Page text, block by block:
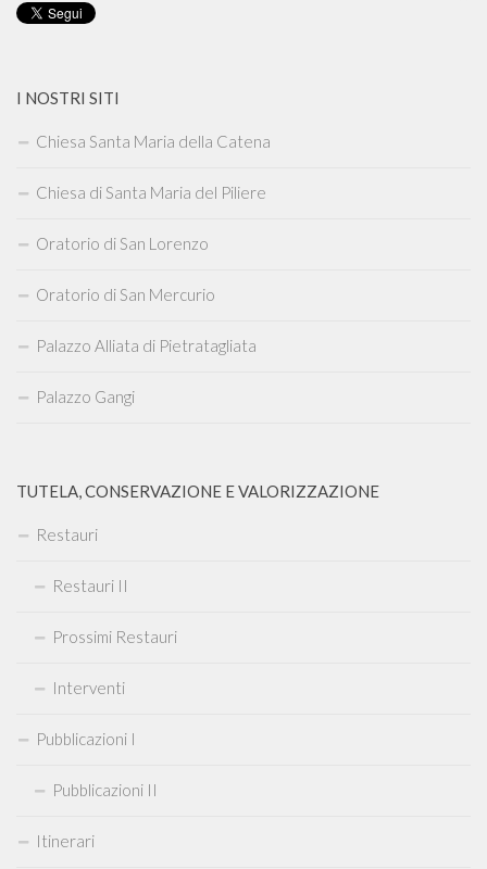
I NOSTRI SITI
Chiesa Santa Maria della Catena
Chiesa di Santa Maria del Piliere
Oratorio di San Lorenzo
Oratorio di San Mercurio
Palazzo Alliata di Pietratagliata
Palazzo Gangi
TUTELA, CONSERVAZIONE E VALORIZZAZIONE
Restauri
Restauri II
Prossimi Restauri
Interventi
Pubblicazioni I
Pubblicazioni II
Itinerari